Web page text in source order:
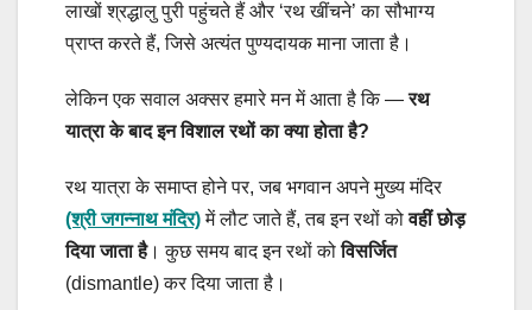
लाखों श्रद्धालु पुरी पहुंचते हैं और ‘रथ खींचने’ का सौभाग्य
प्राप्त करते हैं, जिसे अत्यंत पुण्यदायक माना जाता है।
लेकिन एक सवाल अक्सर हमारे मन में आता है कि —रथ
यात्रा के बाद इन विशाल रथों का क्या होता है?
रथ यात्रा के समाप्त होने पर, जब भगवान अपने मुख्य मंदिर
(श्री जगन्नाथ मंदिर)में लौट जाते हैं, तब इन रथों कोवहीं छोड़
दिया जाता है। कुछ समय बाद इन रथों कोविसर्जित
(dismantle) कर दिया जाता है।